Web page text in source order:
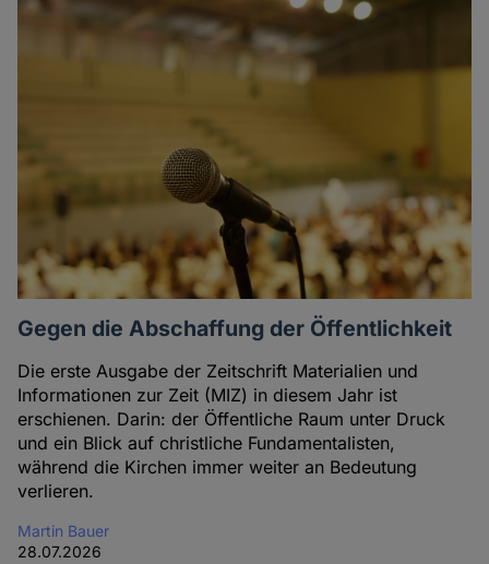
Gegen die Abschaffung der Öffentlichkeit
Die erste Ausgabe der Zeitschrift Materialien und
Informationen zur Zeit (MIZ) in diesem Jahr ist
erschienen. Darin: der Öffentliche Raum unter Druck
und ein Blick auf christliche Fundamentalisten,
während die Kirchen immer weiter an Bedeutung
verlieren.
Martin Bauer
28.07.2026